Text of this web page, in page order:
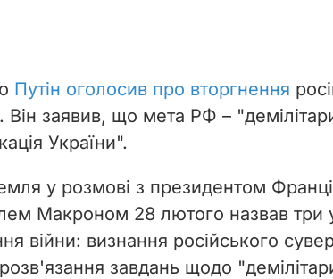
Путін оголосив про вторгнення
Він заявив, що мета РФ –
України".
у розмові з президентом
Макроном 28 лютого назвав три
війни: визнання російського
завдань щодо